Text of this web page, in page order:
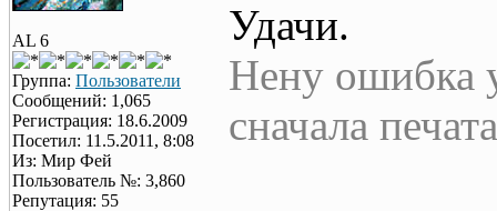
AL 6
Группа: Пользователи
Сообщений: 1,065
Регистрация: 18.6.2009
Посетил: 11.5.2011, 8:08
Из: Мир Фей
Пользователь №: 3,860
Репутация: 55
Удачи.
Нену ошибка
сначала